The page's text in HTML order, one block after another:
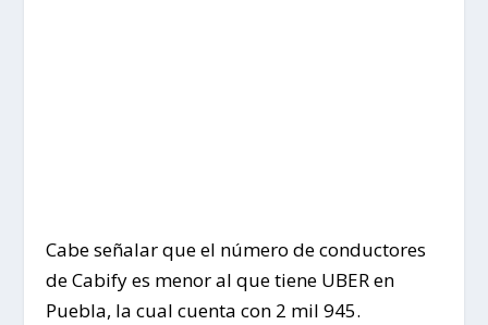
Cabe señalar que el número de conductores
de Cabify es menor al que tiene UBER en
Puebla, la cual cuenta con 2 mil 945.